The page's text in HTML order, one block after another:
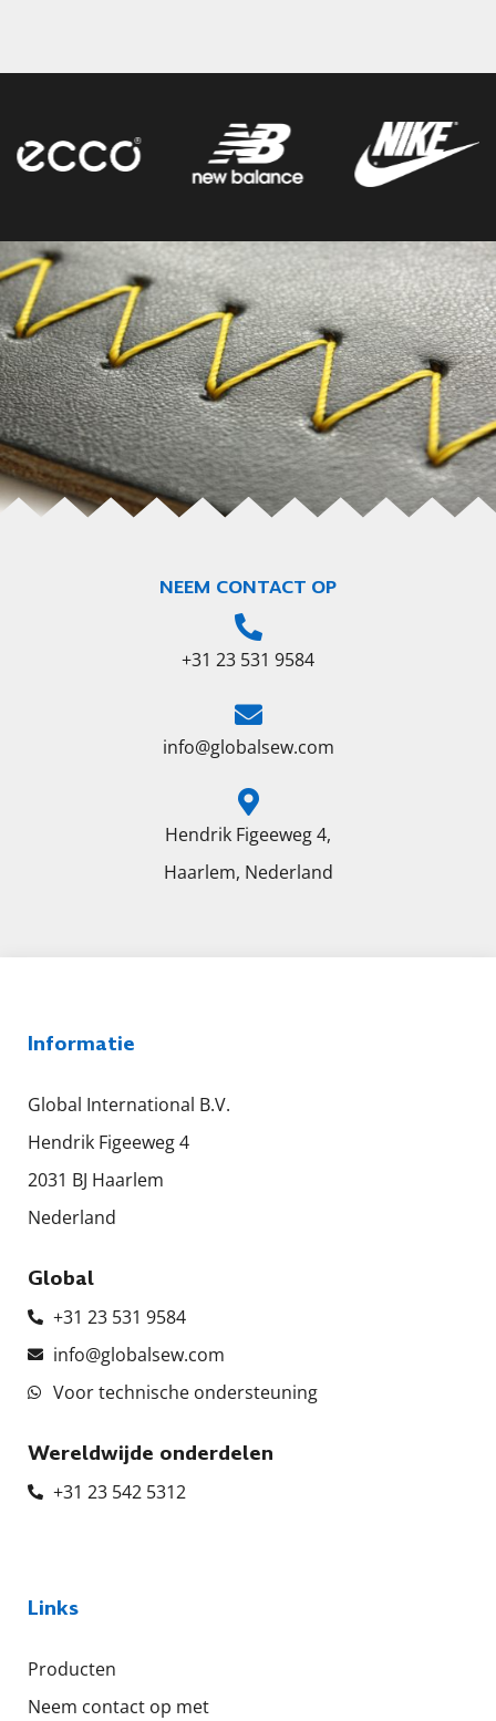
NEEM CONTACT OP
+31 23 531 9584
info@globalsew.com
Hendrik Figeeweg 4,
Haarlem, Nederland
Informatie
Global International B.V.
Hendrik Figeeweg 4
2031 BJ Haarlem
Nederland
Global
+31 23 531 9584
info@globalsew.com
Voor technische ondersteuning
Wereldwijde onderdelen
+31 23 542 5312
Links
Producten
Neem contact op met